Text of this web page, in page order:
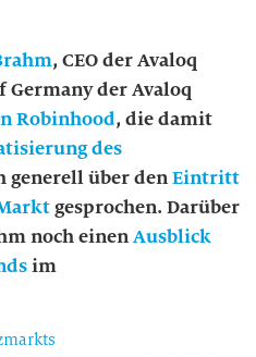
, CEO der Avaloq
Germany der Avaloq
Robinhood, die damit
des
generell über denEintritt
gesprochen. Darüber
noch einenAusblick
im